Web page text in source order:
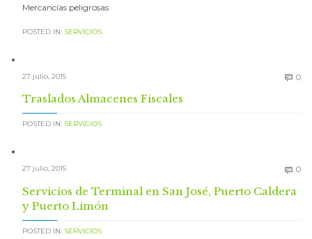
Mercancías peligrosas
POSTED IN: SERVICIOS
27 julio, 2015  0
Traslados Almacenes Fiscales
POSTED IN: SERVICIOS
27 julio, 2015  0
Servicios de Terminal en San José, Puerto Caldera
y Puerto Limón
POSTED IN: SERVICIOS